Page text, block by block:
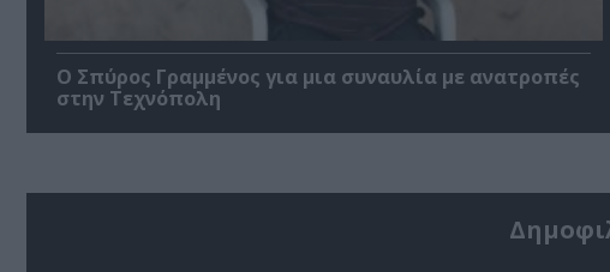
Ο Σπύρος Γραμμένος για μια συναυλία με ανατροπές
στην Τεχνόπολη